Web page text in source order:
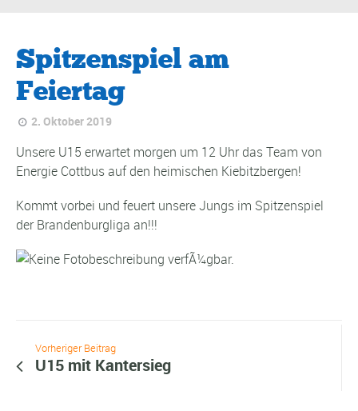
Spitzenspiel am
Feiertag
2. Oktober 2019
Unsere U15 erwartet morgen um 12 Uhr das Team von
Energie Cottbus auf den heimischen Kiebitzbergen!
Kommt vorbei und feuert unsere Jungs im Spitzenspiel
der Brandenburgliga an!!!
Vorheriger Beitrag
U15 mit Kantersieg